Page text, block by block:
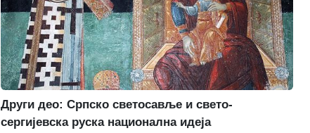
Други део: Српско светосавље и свето-
сергијевска руска национална идеја